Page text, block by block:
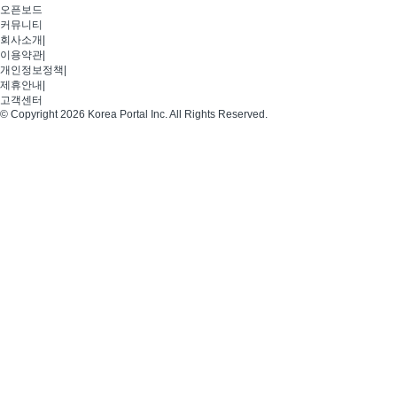
오픈보드
커뮤니티
회사소개
이용약관
개인정보정책
제휴안내
고객센터
© Copyright 2026 Korea Portal Inc. All Rights Reserved.